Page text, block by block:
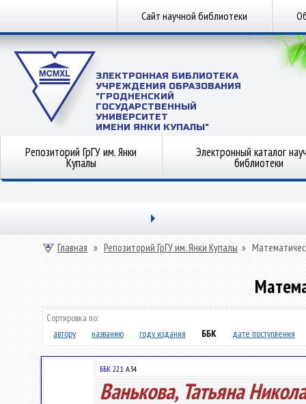
Сайт научной библиотеки
ЭЛЕКТРОННАЯ БИБЛИОТЕКА
УЧРЕЖДЕНИЯ ОБРАЗОВАНИЯ
"ГРОДНЕНСКИЙ
ГОСУДАРСТВЕННЫЙ
УНИВЕРСИТЕТ
ИМЕНИ ЯНКИ КУПАЛЫ"
Репозиторий ГрГУ им. Янки
Купалы
Электронный каталог
библиотеки
Главная » Репозиторий ГрГУ им. Янки Купалы »
Сортировка по:
автору
названию году издания ББК дате поступления
ББК 22.1 А34
Ванькова, Татьяна